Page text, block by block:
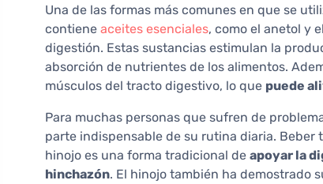
Una de las formas más comunes en que se
contiene aceites esenciales, como el anetol y
digestión. Estas sustancias estimulan la
absorción de nutrientes de los alimentos.
músculos del tracto digestivo, lo que puede
Para muchas personas que sufren de
parte indispensable de su rutina diaria. Beber
hinojo es una forma tradicional de apoyar la
hinchazón. El hinojo también ha demostrado